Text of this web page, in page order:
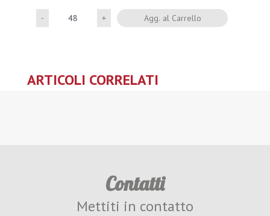
QuantitàAgg. al Carrello
ARTICOLI CORRELATI
Contatti
Mettiti in contatto